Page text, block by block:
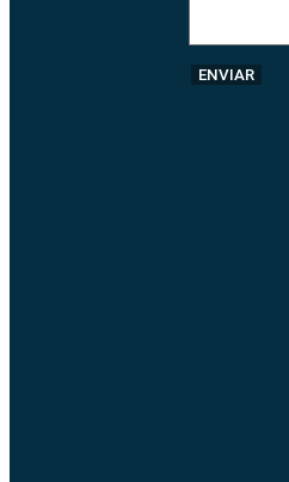
ENVIAR